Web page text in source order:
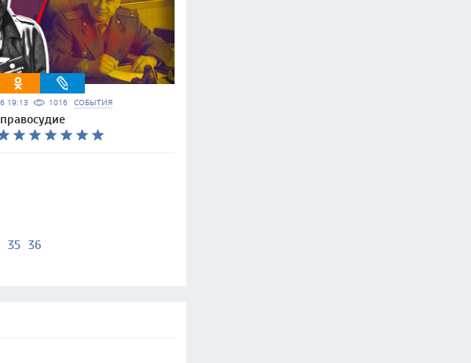
19:13 1016 СОБЫТИЯ
35 36